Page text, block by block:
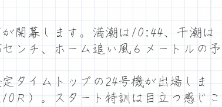
開幕します。満潮は10:44、干潮は
ンチ、ホーム追い風６メートルの予
タイムトップの24号機が出場しま
Ｒ）。スタート特訓は目立つ感じこ